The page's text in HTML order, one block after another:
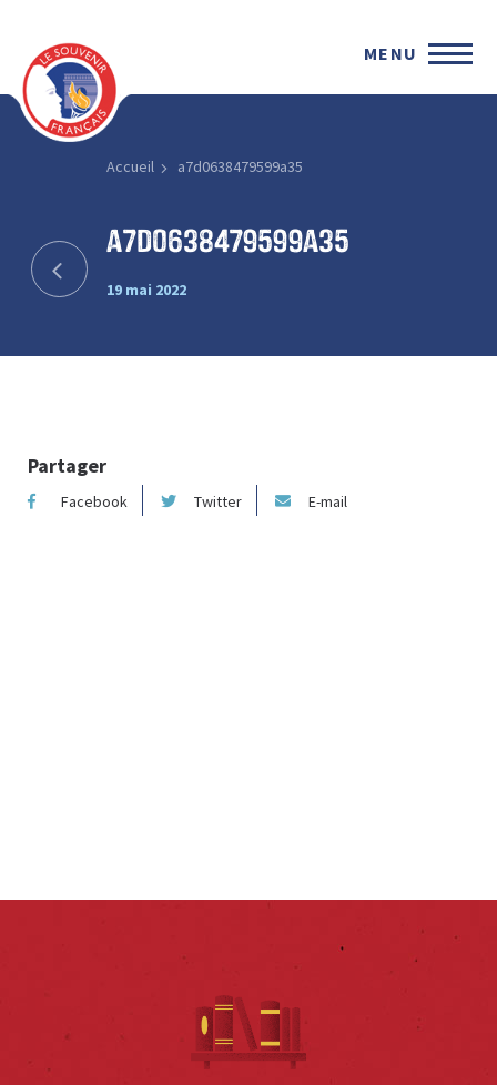
MENU
Accueil a7d0638479599a35
a7d0638479599a35
19 mai 2022
Partager
Facebook Twitter E-mail